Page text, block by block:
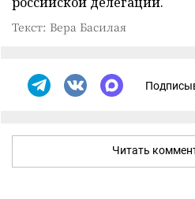
Текст: Вера Басилая
Читать